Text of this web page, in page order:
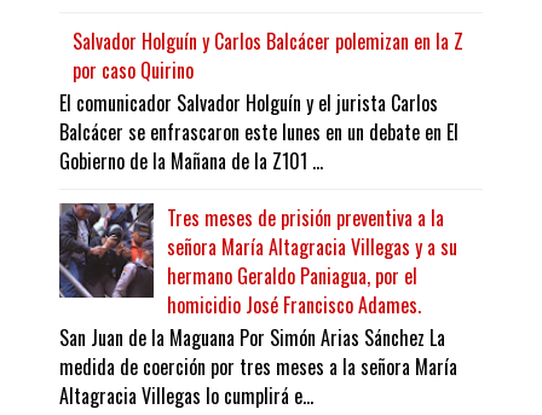
Salvador Holguín y Carlos Balcácer polemizan en la Z
por caso Quirino
El comunicador Salvador Holguín y el jurista Carlos
Balcácer se enfrascaron este lunes en un debate en El
Gobierno de la Mañana de la Z101 ...
Tres meses de prisión preventiva a la
señora María Altagracia Villegas y a su
hermano Geraldo Paniagua, por el
homicidio José Francisco Adames.
San Juan de la Maguana Por Simón Arias Sánchez La
medida de coerción por tres meses a la señora María
Altagracia Villegas lo cumplirá e...